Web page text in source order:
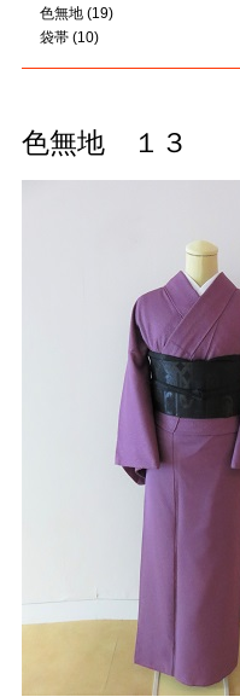
色無地(19)
袋帯(10)
色無地 １３